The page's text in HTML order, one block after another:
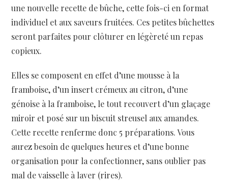
une nouvelle recette de bûche, cette fois-ci en format
individuel et aux saveurs fruitées. Ces petites bûchettes
seront parfaites pour clôturer en légèreté un repas
copieux.
Elles se composent en effet d’une mousse à la
framboise, d’un insert crémeux au citron, d’une
génoise à la framboise, le tout recouvert d’un glaçage
miroir et posé sur un biscuit streusel aux amandes.
Cette recette renferme donc 5 préparations. Vous
aurez besoin de quelques heures et d’une bonne
organisation pour la confectionner, sans oublier pas
mal de vaisselle à laver (rires).